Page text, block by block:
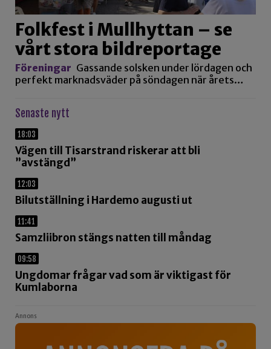
Folkfest i Mullhyttan – se
vårt stora bildreportage
Föreningar Gassande solsken under lördagen och
perfekt marknadsväder på söndagen när årets…
Senaste nytt
18:03
Vägen till Tisarstrand riskerar att bli
”avstängd”
12:03
Bilutställning i Hardemo augusti ut
11:41
Samzliibron stängs natten till måndag
09:58
Ungdomar frågar vad som är viktigast för
Kumlaborna
Annons